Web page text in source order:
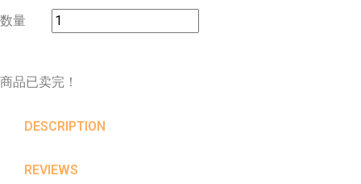
数量
商品已卖完！
DESCRIPTION
REVIEWS